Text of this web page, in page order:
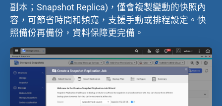
副本；Snapshot Replica)，僅會複製變動的快照內
容，可節省時間和頻寬，支援手動或排程設定。快
照備份再備份，資料保障更完備。